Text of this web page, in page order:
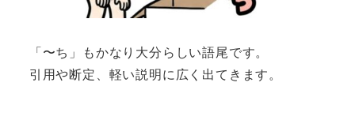
「〜ち」もかなり大分らしい語尾です。
引用や断定、軽い説明に広く出てきます。